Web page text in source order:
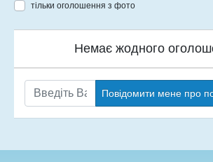
тільки оголошення з фото
Немає жодного
Повідомити мене про